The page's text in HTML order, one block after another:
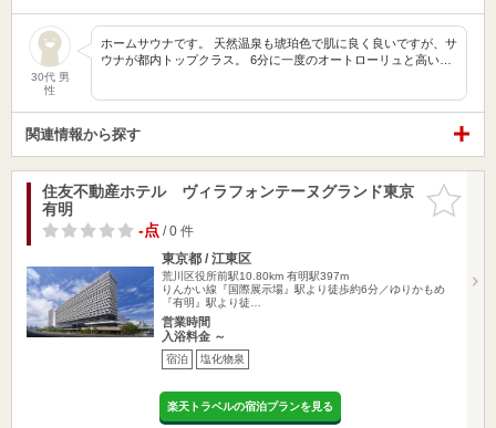
30代 男
性
ホームサウナです。 天然温泉も琥珀色で肌に良く良いですが、サ
ウナが都内トップクラス。 6分に一度のオートローリュと高い…
関連情報から探す
お気に入
りに追加
住友不動産ホテル ヴィラフォンテーヌグランド東京
有明
-点/ 0 件
東京都 / 江東区
荒川区役所前駅10.80km 有明駅397m
りんかい線『国際展示場』駅より徒歩約6分／ゆりかもめ
『有明』駅より徒…
営業時間
入浴料金 ～
宿泊 塩化物泉
楽天トラベルの宿泊プランを見る